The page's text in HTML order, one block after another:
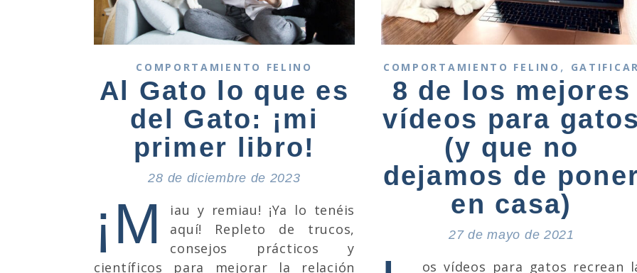
COMPORTAMIENTO FELINO
Al Gato lo que es
del Gato: ¡mi
primer libro!
28 de diciembre de 2023
¡M
iau y remiau! ¡Ya lo tenéis
aquí! Repleto de trucos,
consejos prácticos y
científicos para mejorar la relación
COMPORTAMIENTO FELINO ,
8 de los mejores
vídeos para
(y que no
dejamos de
en casa)
27 de mayo de 2021
os vídeos para gatos recrean